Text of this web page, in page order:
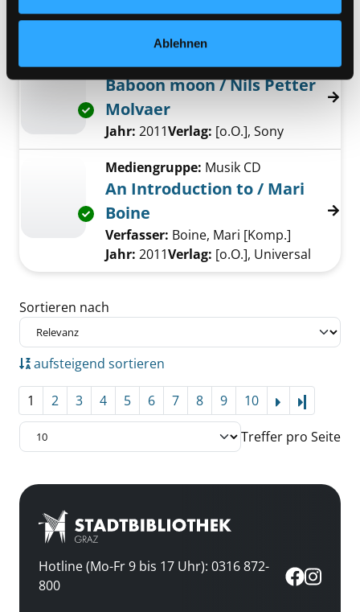
Ablehnen
Exemplar-Details von Baboon moon / Nils
Mediengruppe:Musik CD
Baboon moon / Nils Petter
Molvaer
Suche nach diesem Verfasser
Jahr: 2011Verlag: [o.O.], Sony
Exemplar-Details von An Introduction to /
Mediengruppe: Musik CD
An Introduction to / Mari
Boine
Verfasser: Boine, Mari [Komp.]
Jahr: 2011Verlag: [o.O.], Universal
Zu den Suchfiltern springen
Sortieren nach
aufsteigend sortieren
1 2 3 4 5 6 7 8 9 10
Treffer pro Seite
Hotline (Mo-Fr 9 bis 17 Uhr): 0316 872-
800